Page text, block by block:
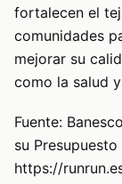
fortalecen el
comunidades
mejorar su
como la salud
Fuente:
su
https://